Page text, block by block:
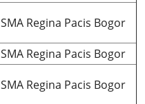
SMA Regina Pacis Bogor
SMA Regina Pacis Bogor
SMA Regina Pacis Bogor